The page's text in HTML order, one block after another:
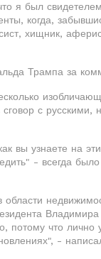
я был
когда,
хищник,
Трампа за
сговор с
вы узнаете на
- всегда было
Владимира
потому что лично
-